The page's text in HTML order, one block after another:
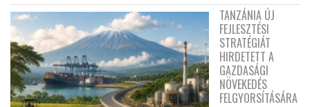
TANZÁNIA ÚJ
FEJLESZTÉSI
STRATÉGIÁT
HIRDETETT A
GAZDASÁGI
NÖVEKEDÉS
FELGYORSÍTÁSÁRA